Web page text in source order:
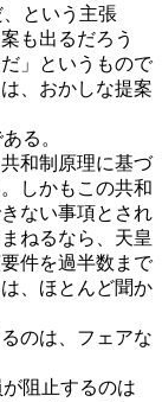
という主張
も出るだろう
」というもので
、おかしな提案
る。
和制原理に基づ
しかもこの共和
ない事項とされ
ねるなら、天皇
件を過半数まで
、ほとんど聞か
のは、フェアな
阻止するのは